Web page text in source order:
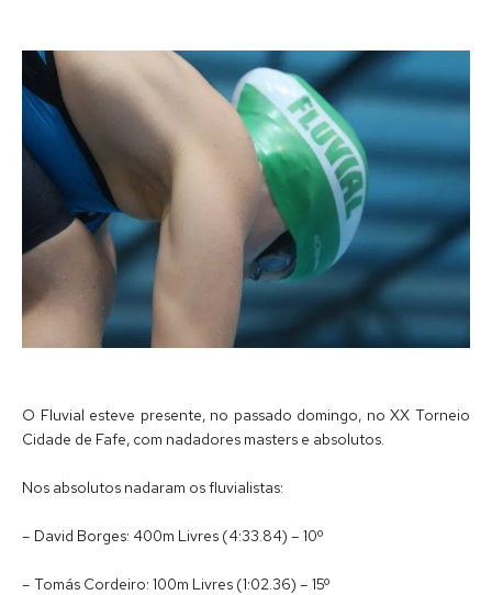
O Fluvial esteve presente, no passado domingo, no XX Torneio
Cidade de Fafe, com nadadores masters e absolutos.
Nos absolutos nadaram os fluvialistas:
– David Borges: 400m Livres (4:33.84) – 10º
– Tomás Cordeiro: 100m Livres (1:02.36) – 15º